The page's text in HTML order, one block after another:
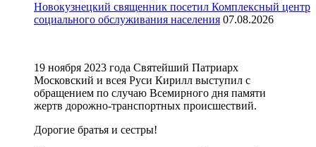
Новокузнецкий священник посетил Комплексный центр
социального обслуживания населения 07.08.2026
19 ноября 2023 года Святейший Патриарх
Московский и всея Руси Кирилл выступил с
обращением по случаю Всемирного дня памяти
жертв дорожно-транспортных происшествий.
Дорогие братья и сестры!